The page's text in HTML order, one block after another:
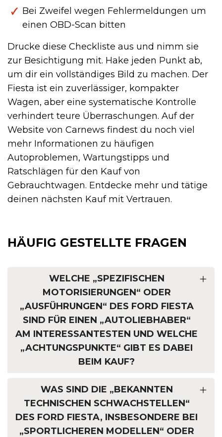
Bei Zweifel wegen Fehlermeldungen um
einen OBD-Scan bitten
Drucke diese Checkliste aus und nimm sie
zur Besichtigung mit. Hake jeden Punkt ab,
um dir ein vollständiges Bild zu machen. Der
Fiesta ist ein zuverlässiger, kompakter
Wagen, aber eine systematische Kontrolle
verhindert teure Überraschungen. Auf der
Website von Carnews findest du noch viel
mehr Informationen zu häufigen
Autoproblemen, Wartungstipps und
Ratschlägen für den Kauf von
Gebrauchtwagen. Entdecke mehr und tätige
deinen nächsten Kauf mit Vertrauen.
HÄUFIG GESTELLTE FRAGEN
WELCHE „SPEZIFISCHEN
MOTORISIERUNGEN“ ODER
„AUSFÜHRUNGEN“ DES FORD FIESTA
SIND FÜR EINEN „AUTOLIEBHABER“
AM INTERESSANTESTEN UND WELCHE
„ACHTUNGSPUNKTE“ GIBT ES DABEI
BEIM KAUF?
WAS SIND DIE „BEKANNTEN
TECHNISCHEN SCHWACHSTELLEN“
DES FORD FIESTA, INSBESONDERE BEI
„SPORTLICHEREN MODELLEN“ ODER